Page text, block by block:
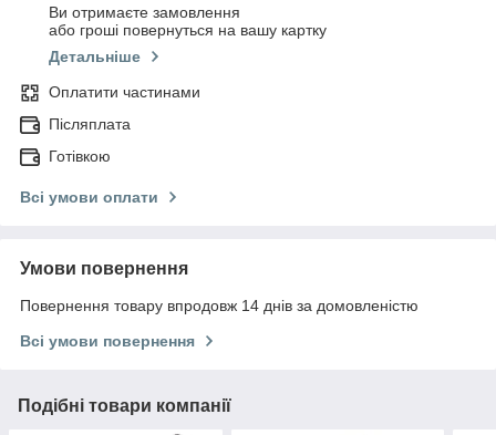
Ви отримаєте замовлення
або гроші повернуться на вашу картку
Детальніше
Оплатити частинами
Післяплата
Готівкою
Всі умови оплати
Умови повернення
Повернення товару впродовж 14 днів за домовленістю
Всі умови повернення
Подібні товари компанії